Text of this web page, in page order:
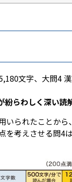
文字、大問4
紛らわしく深い読
いられたことか
考えさせる問4